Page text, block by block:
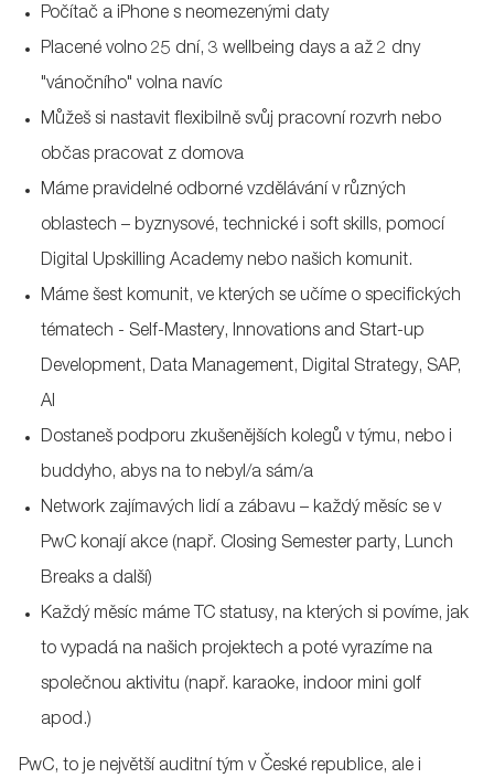
Počítač a iPhone s neomezenými daty
Placené volno 25 dní, 3 wellbeing days a až 2 dny
"vánočního" volna navíc
Můžeš si nastavit flexibilně svůj pracovní rozvrh nebo
občas pracovat z domova
Máme pravidelné odborné vzdělávání v různých
oblastech – byznysové, technické i soft skills, pomocí
Digital Upskilling Academy nebo našich komunit.
Máme šest komunit, ve kterých se učíme o specifických
tématech - Self-Mastery, Innovations and Start-up
Development, Data Management, Digital Strategy, SAP,
AI
Dostaneš podporu zkušenějších kolegů v týmu, nebo i
buddyho, abys na to nebyl/a sám/a
Network zajímavých lidí a zábavu – každý měsíc se v
PwC konají akce (např. Closing Semester party, Lunch
Breaks a další)
Každý měsíc máme TC statusy, na kterých si povíme, jak
to vypadá na našich projektech a poté vyrazíme na
společnou aktivitu (např. karaoke, indoor mini golf
apod.)
PwC, to je největší auditní tým v České republice, ale i